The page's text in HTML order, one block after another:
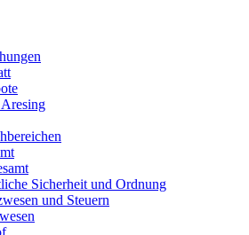
Sicherheit und Ordnung
und Steuern